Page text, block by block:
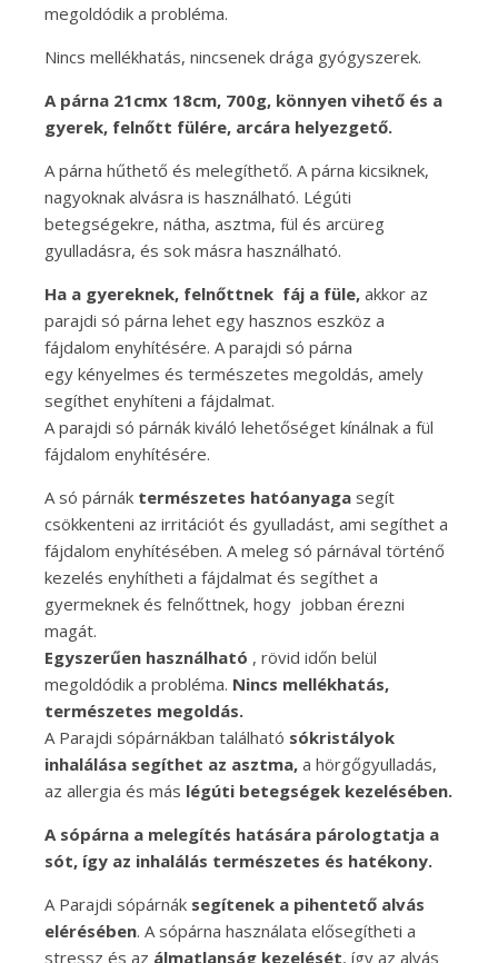
megoldódik a probléma.
Nincs mellékhatás, nincsenek drága gyógyszerek.
A párna 21cmx 18cm, 700g, könnyen vihető és a
gyerek, felnőtt fülére, arcára helyezgető.
A párna hűthető és melegíthető. A párna kicsiknek,
nagyoknak alvásra is használható. Légúti
betegségekre, nátha, asztma, fül és arcüreg
gyulladásra, és sok másra használható.
Ha a gyereknek, felnőttnek fáj a füle, akkor az
parajdi só párna lehet egy hasznos eszköz a
fájdalom enyhítésére. A parajdi só párna
egy kényelmes és természetes megoldás, amely
segíthet enyhíteni a fájdalmat.
A parajdi só párnák kiváló lehetőséget kínálnak a fül
fájdalom enyhítésére.
A só párnák természetes hatóanyaga segít
csökkenteni az irritációt és gyulladást, ami segíthet a
fájdalom enyhítésében. A meleg só párnával történő
kezelés enyhítheti a fájdalmat és segíthet a
gyermeknek és felnőttnek, hogy jobban érezni
magát.
Egyszerűen használható , rövid időn belül
megoldódik a probléma. Nincs mellékhatás,
természetes megoldás.
A Parajdi sópárnákban található sókristályok
inhalálása segíthet az asztma, a hörgőgyulladás,
az allergia és más légúti betegségek kezelésében.
A sópárna a melegítés hatására párologtatja a
sót, így az inhalálás természetes és hatékony.
A Parajdi sópárnák segítenek a pihentető alvás
elérésében. A sópárna használata elősegítheti a
stressz és az álmatlanság kezelését, így az alvás